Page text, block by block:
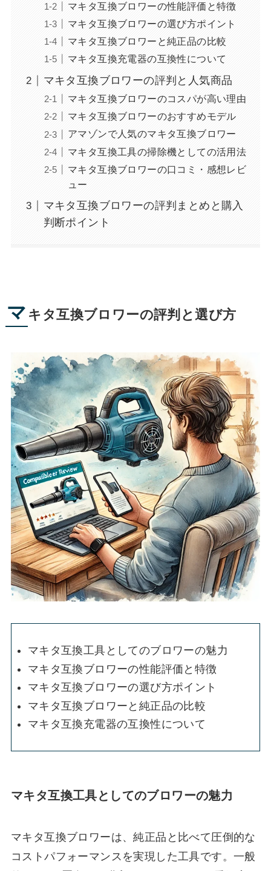
マキタ互換ブロワーの性能評価と特徴
マキタ互換ブロワーの選び方ポイント
マキタ互換ブロワーと純正品の比較
マキタ互換充電器の互換性について
マキタ互換ブロワーの評判と人気商品
マキタ互換ブロワーのコスパが高い理由
マキタ互換ブロワーのおすすめモデル
アマゾンで人気のマキタ互換ブロワー
マキタ互換工具の掃除機としての活用法
マキタ互換ブロワーの口コミ・感想レビ
ュー
マキタ互換ブロワーの評判まとめと購入
判断ポイント
マ キタ互換ブロワーの評判と選び方
マキタ互換工具としてのブロワーの魅力
マキタ互換ブロワーの性能評価と特徴
マキタ互換ブロワーの選び方ポイント
マキタ互換ブロワーと純正品の比較
マキタ互換充電器の互換性について
マキタ互換工具としてのブロワーの魅力
マキタ互換ブロワーは、純正品と比べて圧倒的な
コストパフォーマンスを実現した工具です。一般